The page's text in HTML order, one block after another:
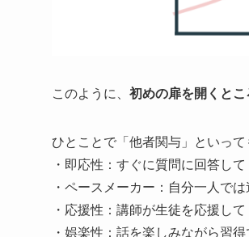
このように、 初めの扉を開くとこ
ひとことで「他者関与」といっ
・即応性：すぐに質問に回答し
・ペースメーカー：自分一人で
・応援性：講師が生徒を応援し
・娯楽性：話を楽しみながら習